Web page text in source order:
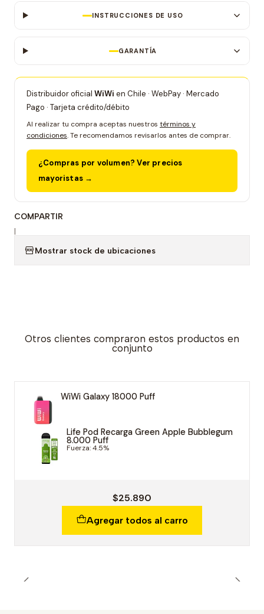
INSTRUCCIONES DE USO
GARANTÍA
Distribuidor oficial WiWi en Chile · WebPay · Mercado
Pago · Tarjeta crédito/débito
Al realizar tu compra aceptas nuestros términos y
condiciones. Te recomendamos revisarlos antes de comprar.
¿Compras por volumen? Ver precios
mayoristas →
COMPARTIR
|
Mostrar stock de ubicaciones
Otros clientes compraron estos productos en
conjunto
WiWi Galaxy 18000 Puff
Life Pod Recarga Green Apple Bubblegum
8.000 Puff
Fuerza: 4.5%
$25.890
Agregar todos al carro